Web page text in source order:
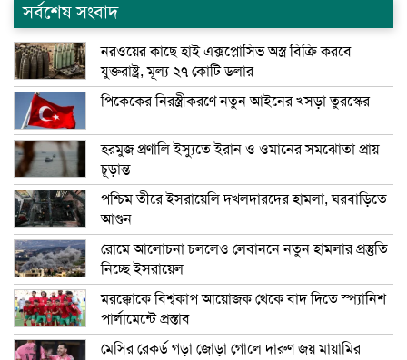
সর্বশেষ সংবাদ
নরওয়ের কাছে হাই এক্সপ্লোসিভ অস্ত্র বিক্রি করবে
যুক্তরাষ্ট্র, মূল্য ২৭ কোটি ডলার
পিকেকের নিরস্ত্রীকরণে নতুন আইনের খসড়া তুরস্কের
হরমুজ প্রণালি ইস্যুতে ইরান ও ওমানের সমঝোতা প্রায়
চূড়ান্ত
পশ্চিম তীরে ইসরায়েলি দখলদারদের হামলা, ঘরবাড়িতে
আগুন
রোমে আলোচনা চললেও লেবাননে নতুন হামলার প্রস্তুতি
নিচ্ছে ইসরায়েল
মরক্কোকে বিশ্বকাপ আয়োজক থেকে বাদ দিতে স্প্যানিশ
পার্লামেন্টে প্রস্তাব
মেসির রেকর্ড গড়া জোড়া গোলে দারুণ জয় মায়ামির